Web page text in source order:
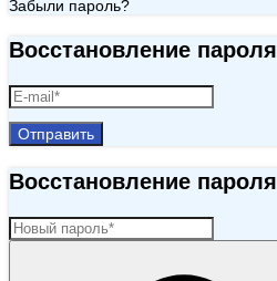
Забыли пароль?
Восстановление пароля
Отправить
Восстановление пароля